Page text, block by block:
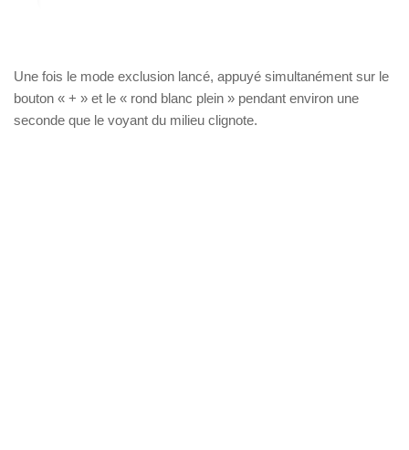
Une fois le mode exclusion lancé, appuyé simultanément sur le
bouton « + » et le « rond blanc plein » pendant environ une
seconde que le voyant du milieu clignote.